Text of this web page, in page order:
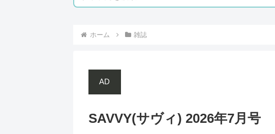
ホーム 雑誌
AD
SAVVY(サヴィ) 2026年7月号